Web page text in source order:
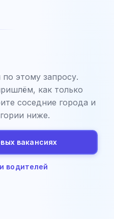
этому запросу.
как только
соседние города и
ниже.
вакансиях
водителей